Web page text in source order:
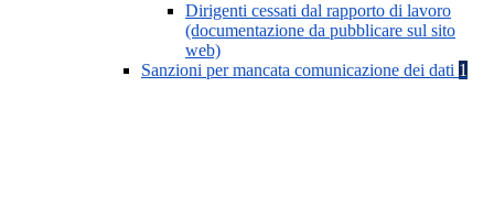
Dirigenti cessati dal rapporto di lavoro
(documentazione da pubblicare sul sito
web)
Sanzioni per mancata comunicazione dei dati 1